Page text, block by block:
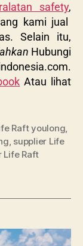
safety,
kami jual
Selain itu,
Hubungi
.
Atau lihat
Raft youlong,
, supplier Life
Life Raft